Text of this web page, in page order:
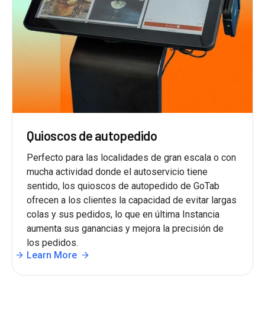
Quioscos de autopedido
Perfecto para las localidades de gran escala o con
mucha actividad donde el autoservicio tiene
sentido, los quioscos de autopedido de GoTab
ofrecen a los clientes la capacidad de evitar largas
colas y sus pedidos, lo que en última Instancia
aumenta sus ganancias y mejora la precisión de
los pedidos.
Learn More